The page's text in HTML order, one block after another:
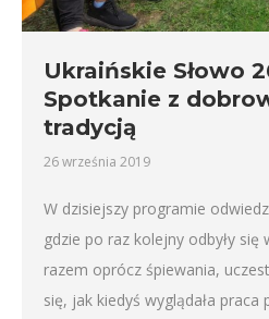
Ukraińskie Słowo
Spotkanie z
tradycją
26 września 2019
W dzisiejszy programie
gdzie po raz kolejny odbyły
razem oprócz śpiewania,
się, jak kiedyś wyglądała